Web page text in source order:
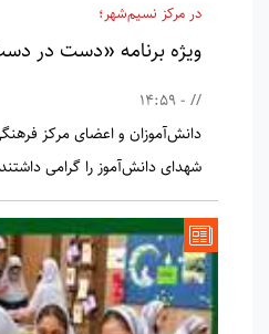
در مرکز نسیم‌شهر؛
ویژه برنامه «دست در
// - 14:59
دانش‌آموزان و اعضای مرکز
شهدای دانش‌آموز را گرامی